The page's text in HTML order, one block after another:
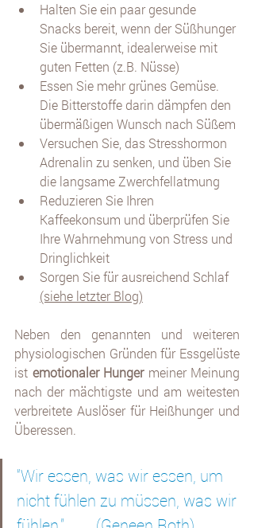
Halten Sie ein paar gesunde
Snacks bereit, wenn der Süßhunger
Sie übermannt, idealerweise mit
guten Fetten (z.B. Nüsse)
Essen Sie mehr grünes Gemüse.
Die Bitterstoffe darin dämpfen den
übermäßigen Wunsch nach Süßem
Versuchen Sie, das Stresshormon
Adrenalin zu senken, und üben Sie
die langsame Zwerchfellatmung
Reduzieren Sie Ihren
Kaffeekonsum und überprüfen Sie
Ihre Wahrnehmung von Stress und
Dringlichkeit
Sorgen Sie für ausreichend Schlaf
(siehe letzter Blog)
Neben den genannten und weiteren
physiologischen Gründen für Essgelüste
ist emotionaler Hunger meiner Meinung
nach der mächtigste und am weitesten
verbreitete Auslöser für Heißhunger und
Überessen.
“Wir essen, was wir essen, um
nicht fühlen zu müssen, was wir